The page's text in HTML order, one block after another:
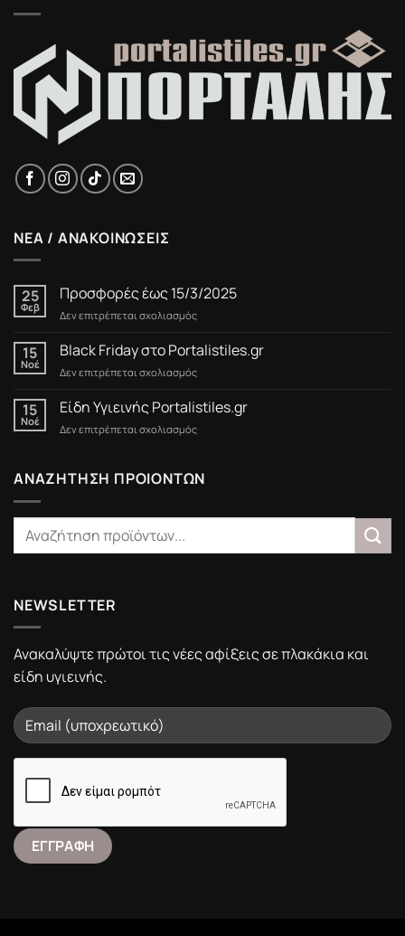
ΝΕΑ / ΑΝΑΚΟΙΝΩΣΕΙΣ
25
Φεβ
Προσφορές έως 15/3/2025
Δεν επιτρέπεται σχολιασμόςστο
έως
15/3/2025
15
Νοέ
Black Friday στο Portalistiles.gr
Δεν επιτρέπεται σχολιασμόςστο
Friday
στο
Portalistiles.gr
15
Νοέ
Είδη Υγιεινής Portalistiles.gr
Δεν επιτρέπεται σχολιασμόςστο
Portalistiles.gr
ΑΝΑΖΗΤΗΣΗ ΠΡΟΙΟΝΤΩΝ
NEWSLETTER
Ανακαλύψτε πρώτοι τις νέες αφίξεις σε πλακάκια και
είδη υγιεινής.